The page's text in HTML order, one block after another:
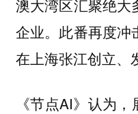
澳大湾区汇聚绝大
企业。此番再度冲
在上海张江创立、
《节点AI》认为